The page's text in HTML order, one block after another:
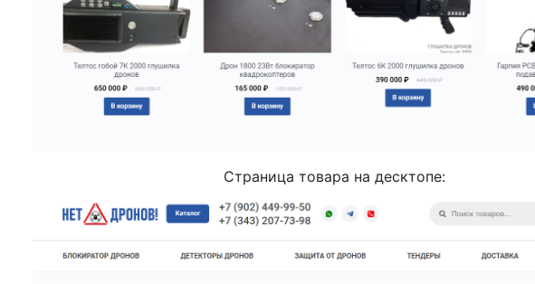
Страница товара на десктопе: